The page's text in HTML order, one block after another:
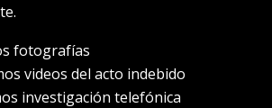
fotografías
videos del acto indebido
investigación telefónica